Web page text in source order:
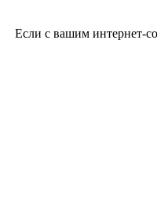
Если с вашим интернет-